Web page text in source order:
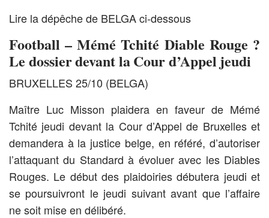
Lire la dépêche de BELGA ci-dessous
Football – Mémé Tchité Diable Rouge ?
Le dossier devant la Cour d’Appel jeudi
BRUXELLES 25/10 (BELGA)
Maître Luc Misson plaidera en faveur de Mémé
Tchité jeudi devant la Cour d’Appel de Bruxelles et
demandera à la justice belge, en référé, d’autoriser
l’attaquant du Standard à évoluer avec les Diables
Rouges. Le début des plaidoiries débutera jeudi et
se poursuivront le jeudi suivant avant que l’affaire
ne soit mise en délibéré.